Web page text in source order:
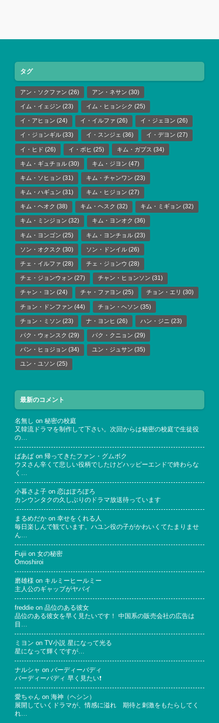
タグ
アン・ソクファン (26) アン・ネサン (30)
イム・イェジン (23) イム・ヒョンシク (25)
イ・アヒョン (24) イ・イルファ (26) イ・ジェヨン (26)
イ・ジョンギル (33) イ・スンジェ (36) イ・デヨン (27)
イ・ヒド (26) イ・ボヒ (25) キム・ガプス (34)
キム・ギュチョル (30) キム・ジヨン (47)
キム・ソヒョン (31) キム・チャンワン (23)
キム・ハギュン (31) キム・ヒジョン (27)
キム・ヘオク (38) キム・ヘスク (32) キム・ミギョン (32)
キム・ミンジョン (32) キム・ヨンオク (36)
キム・ヨンゴン (25) キム・ヨンチョル (23)
ソン・オクスク (30) ソン・ドンイル (26)
チェ・イルファ (28) チェ・ジョンウ (28)
チェ・ジョンウォン (27) チャン・ヒョンソン (31)
チャン・ヨン (24) チャ・ファヨン (25) チョン・エリ (30)
チョン・ドンファン (44) チョン・ヘソン (35)
チョン・ミソン (23) ナ・ヨンヒ (26) ハン・ジニ (23)
パク・ウォンスク (29) パク・クニョン (29)
パン・ヒョジョン (34) ユン・ジュサン (35)
ユン・ユソン (25)
最新のコメント
名無し on 秘密の校庭
又韓流ドラマを制作して下さい。次回からは秘密の校庭で生徒役
の…
ばあば on 帰ってきたファン・グムボク
ウヌさん辛くて悲しい役柄でしたけどハッピーエンドで終わらな
く…
小暮さよ子 on 恋はぽろぽろ
カンウンタクの久しぶりのドラマ放送待っています
まるめだか on 幸せをくれる人
毎日楽しんで観ています。ハユン役の子がかわいくてたまりませ
ん…
Fujii on 女の秘密
Omoshiroi
磨雄様 on キルミーヒールミー
主人公のギャップがヤバイ
freddie on 品位のある彼女
品位のある彼女を早く見たいです！ 中国系の販売会社の広告は
目…
ミヨン on
TV小説 星になって光る
星になって輝くですが…
ナルシャ on バーディーバディ
バーディーバディ 早く見たい❗
愛ちゃん on 海神（ヘシン）
展開していくドラマが、情感に溢れ 期待と刺激をもたらしてく
れ…